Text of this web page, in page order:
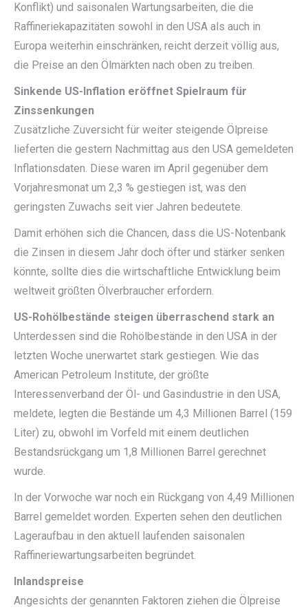
Konflikt) und saisonalen Wartungsarbeiten, die die
Raffineriekapazitäten sowohl in den USA als auch in
Europa weiterhin einschränken, reicht derzeit völlig aus,
die Preise an den Ölmärkten nach oben zu treiben.
Sinkende US-Inflation eröffnet Spielraum für
Zinssenkungen
Zusätzliche Zuversicht für weiter steigende Ölpreise
lieferten die gestern Nachmittag aus den USA gemeldeten
Inflationsdaten. Diese waren im April gegenüber dem
Vorjahresmonat um 2,3 % gestiegen ist, was den
geringsten Zuwachs seit vier Jahren bedeutete.
Damit erhöhen sich die Chancen, dass die US-Notenbank
die Zinsen in diesem Jahr doch öfter und stärker senken
könnte, sollte dies die wirtschaftliche Entwicklung beim
weltweit größten Ölverbraucher erfordern.
US-Rohölbestände steigen überraschend stark an
Unterdessen sind die Rohölbestände in den USA in der
letzten Woche unerwartet stark gestiegen. Wie das
American Petroleum Institute, der größte
Interessenverband der Öl- und Gasindustrie in den USA,
meldete, legten die Bestände um 4,3 Millionen Barrel (159
Liter) zu, obwohl im Vorfeld mit einem deutlichen
Bestandsrückgang um 1,8 Millionen Barrel gerechnet
wurde.
In der Vorwoche war noch ein Rückgang von 4,49 Millionen
Barrel gemeldet worden. Experten sehen den deutlichen
Lageraufbau in den aktuell laufenden saisonalen
Raffineriewartungsarbeiten begründet.
Inlandspreise
Angesichts der genannten Faktoren ziehen die Ölpreise